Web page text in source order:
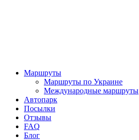
Маршруты
Маршруты по Украине
Международные маршруты
Автопарк
Посылки
Отзывы
FAQ
Блог